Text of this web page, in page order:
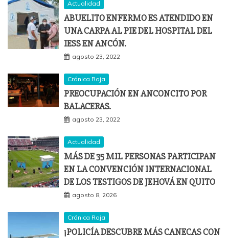
Actualidad
ABUELITO ENFERMO ES ATENDIDO EN
UNA CARPA AL PIE DEL HOSPITAL DEL
IESS EN ANCÓN.
agosto 23, 2022
Crónica Roja
PREOCUPACIÓN EN ANCONCITO POR
BALACERAS.
agosto 23, 2022
Actualidad
MÁS DE 35 MIL PERSONAS PARTICIPAN
EN LA CONVENCIÓN INTERNACIONAL
DE LOS TESTIGOS DE JEHOVÁ EN QUITO
agosto 8, 2026
Crónica Roja
¡POLICÍA DESCUBRE MÁS CANECAS CON